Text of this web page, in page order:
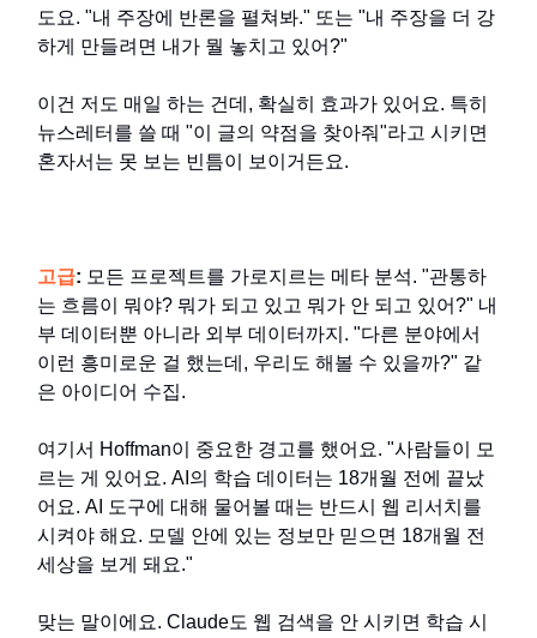
도요. "내 주장에 반론을 펼쳐봐." 또는 "내 주장을 더 강
하게 만들려면 내가 뭘 놓치고 있어?"
이건 저도 매일 하는 건데, 확실히 효과가 있어요. 특히
뉴스레터를 쓸 때 "이 글의 약점을 찾아줘"라고 시키면
혼자서는 못 보는 빈틈이 보이거든요.
고급: 모든 프로젝트를 가로지르는 메타 분석. "관통하
는 흐름이 뭐야? 뭐가 되고 있고 뭐가 안 되고 있어?" 내
부 데이터뿐 아니라 외부 데이터까지. "다른 분야에서
이런 흥미로운 걸 했는데, 우리도 해볼 수 있을까?" 같
은 아이디어 수집.
여기서 Hoffman이 중요한 경고를 했어요. "사람들이 모
르는 게 있어요. AI의 학습 데이터는 18개월 전에 끝났
어요. AI 도구에 대해 물어볼 때는 반드시 웹 리서치를
시켜야 해요. 모델 안에 있는 정보만 믿으면 18개월 전
세상을 보게 돼요."
맞는 말이에요. Claude도 웹 검색을 안 시키면 학습 시